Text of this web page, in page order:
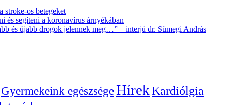
stroke-os betegeket
és segíteni a koronavírus árnyékában
és újabb drogok jelennek meg…” – interjú dr. Sümegi András
Gyermekeink egészségeHírekKardiólgia